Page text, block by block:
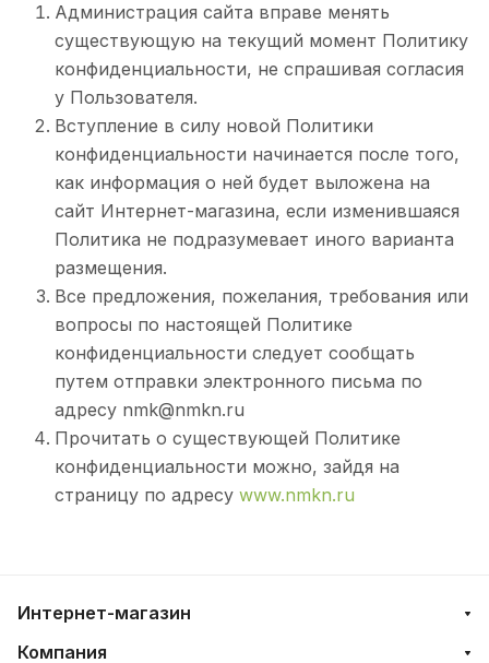
Администрация сайта вправе менять
существующую на текущий момент Политику
конфиденциальности, не спрашивая согласия
у Пользователя.
Вступление в силу новой Политики
конфиденциальности начинается после того,
как информация о ней будет выложена на
сайт Интернет-магазина, если изменившаяся
Политика не подразумевает иного варианта
размещения.
Все предложения, пожелания, требования или
вопросы по настоящей Политике
конфиденциальности следует сообщать
путем отправки электронного письма по
адресу nmk@nmkn.ru
Прочитать о существующей Политике
конфиденциальности можно, зайдя на
страницу по адресу www.nmkn.ru
Интернет-магазин
Компания